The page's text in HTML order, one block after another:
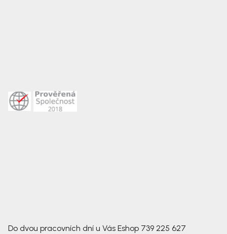
Do dvou pracovních dní u Vás Eshop 739 225 627